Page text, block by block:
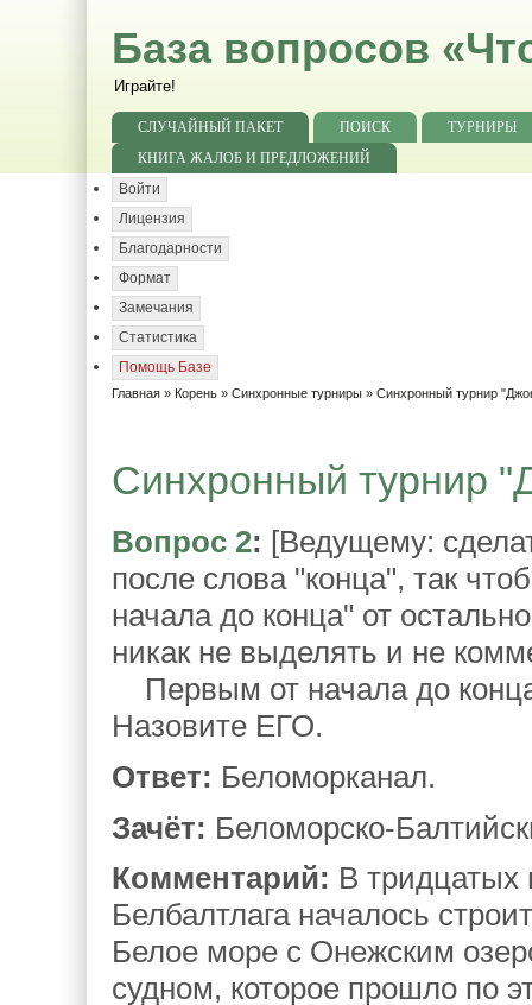
База вопросов
Играйте!
СЛУЧАЙНЫЙ ПАКЕТ ПОИСК
ТУРНИРЫ
КНИГА ЖАЛОБ И ПРЕДЛОЖЕНИЙ
Войти
Лицензия
Благодарности
Формат
Замечания
Статистика
Помощь Базе
Главная » Корень » Синхронные турниры » Синхронный турнир
Синхронный турнир
Вопрос 2: [Ведущему:
после слова "конца", так
начала до конца" от
никак не выделять и не
Первым от начала до
Назовите ЕГО.
Ответ: Беломорканал.
Зачёт: Беломорско-
Комментарий: В тридцатых
Белбалтлага началось
Белое море с Онежским
судном, которое прошло по